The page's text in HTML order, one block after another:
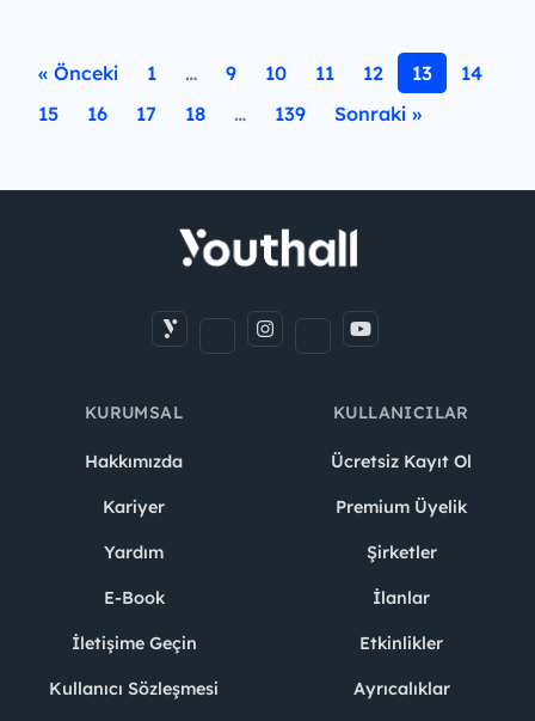
« Önceki 1 … 9 10 11 12 13
14
15
16 17 18 … 139 Sonraki »
KURUMSAL
Hakkımızda
Kariyer
Yardım
E-Book
İletişime Geçin
Kullanıcı Sözleşmesi
KULLANICILAR
Ücretsiz Kayıt Ol
Premium Üyelik
Şirketler
İlanlar
Etkinlikler
Ayrıcalıklar